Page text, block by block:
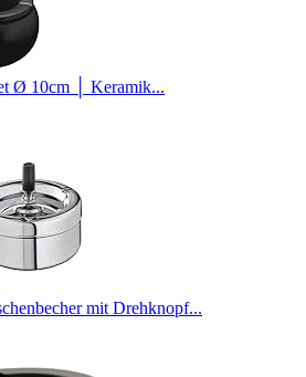
Ø 10cm │ Keramik...
mit Drehknopf...